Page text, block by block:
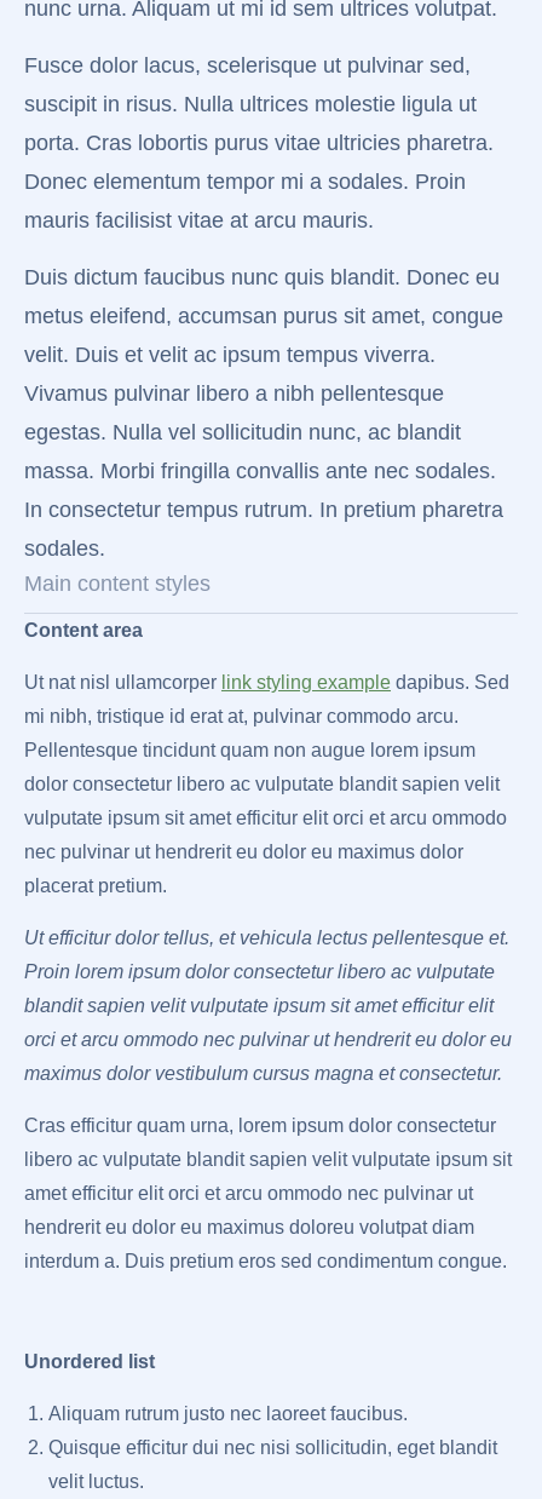
nunc urna. Aliquam ut mi id sem ultrices volutpat.
Fusce dolor lacus, scelerisque ut pulvinar sed,
suscipit in risus. Nulla ultrices molestie ligula ut
porta. Cras lobortis purus vitae ultricies pharetra.
Donec elementum tempor mi a sodales. Proin
mauris facilisist vitae at arcu mauris.
Duis dictum faucibus nunc quis blandit. Donec eu
metus eleifend, accumsan purus sit amet, congue
velit. Duis et velit ac ipsum tempus viverra.
Vivamus pulvinar libero a nibh pellentesque
egestas. Nulla vel sollicitudin nunc, ac blandit
massa. Morbi fringilla convallis ante nec sodales.
In consectetur tempus rutrum. In pretium pharetra
sodales.
Main content styles
Content area
Ut nat nisl ullamcorper link styling example dapibus. Sed
mi nibh, tristique id erat at, pulvinar commodo arcu.
Pellentesque tincidunt quam non augue lorem ipsum
dolor consectetur libero ac vulputate blandit sapien velit
vulputate ipsum sit amet efficitur elit orci et arcu ommodo
nec pulvinar ut hendrerit eu dolor eu maximus dolor
placerat pretium.
Ut efficitur dolor tellus, et vehicula lectus pellentesque et.
Proin lorem ipsum dolor consectetur libero ac vulputate
blandit sapien velit vulputate ipsum sit amet efficitur elit
orci et arcu ommodo nec pulvinar ut hendrerit eu dolor eu
maximus dolor vestibulum cursus magna et consectetur.
Cras efficitur quam urna, lorem ipsum dolor consectetur
libero ac vulputate blandit sapien velit vulputate ipsum sit
amet efficitur elit orci et arcu ommodo nec pulvinar ut
hendrerit eu dolor eu maximus doloreu volutpat diam
interdum a. Duis pretium eros sed condimentum congue.
Unordered list
Aliquam rutrum justo nec laoreet faucibus.
Quisque efficitur dui nec nisi sollicitudin, eget blandit
velit luctus.